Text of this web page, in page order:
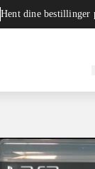
Hent dine